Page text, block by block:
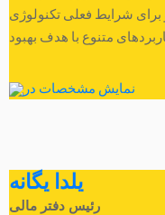
شرایط فعلی تکنولوژی
متنوع با هدف بهبود
نمایش مشخصات در
یلدا یگانه
رئیس دفتر مالی